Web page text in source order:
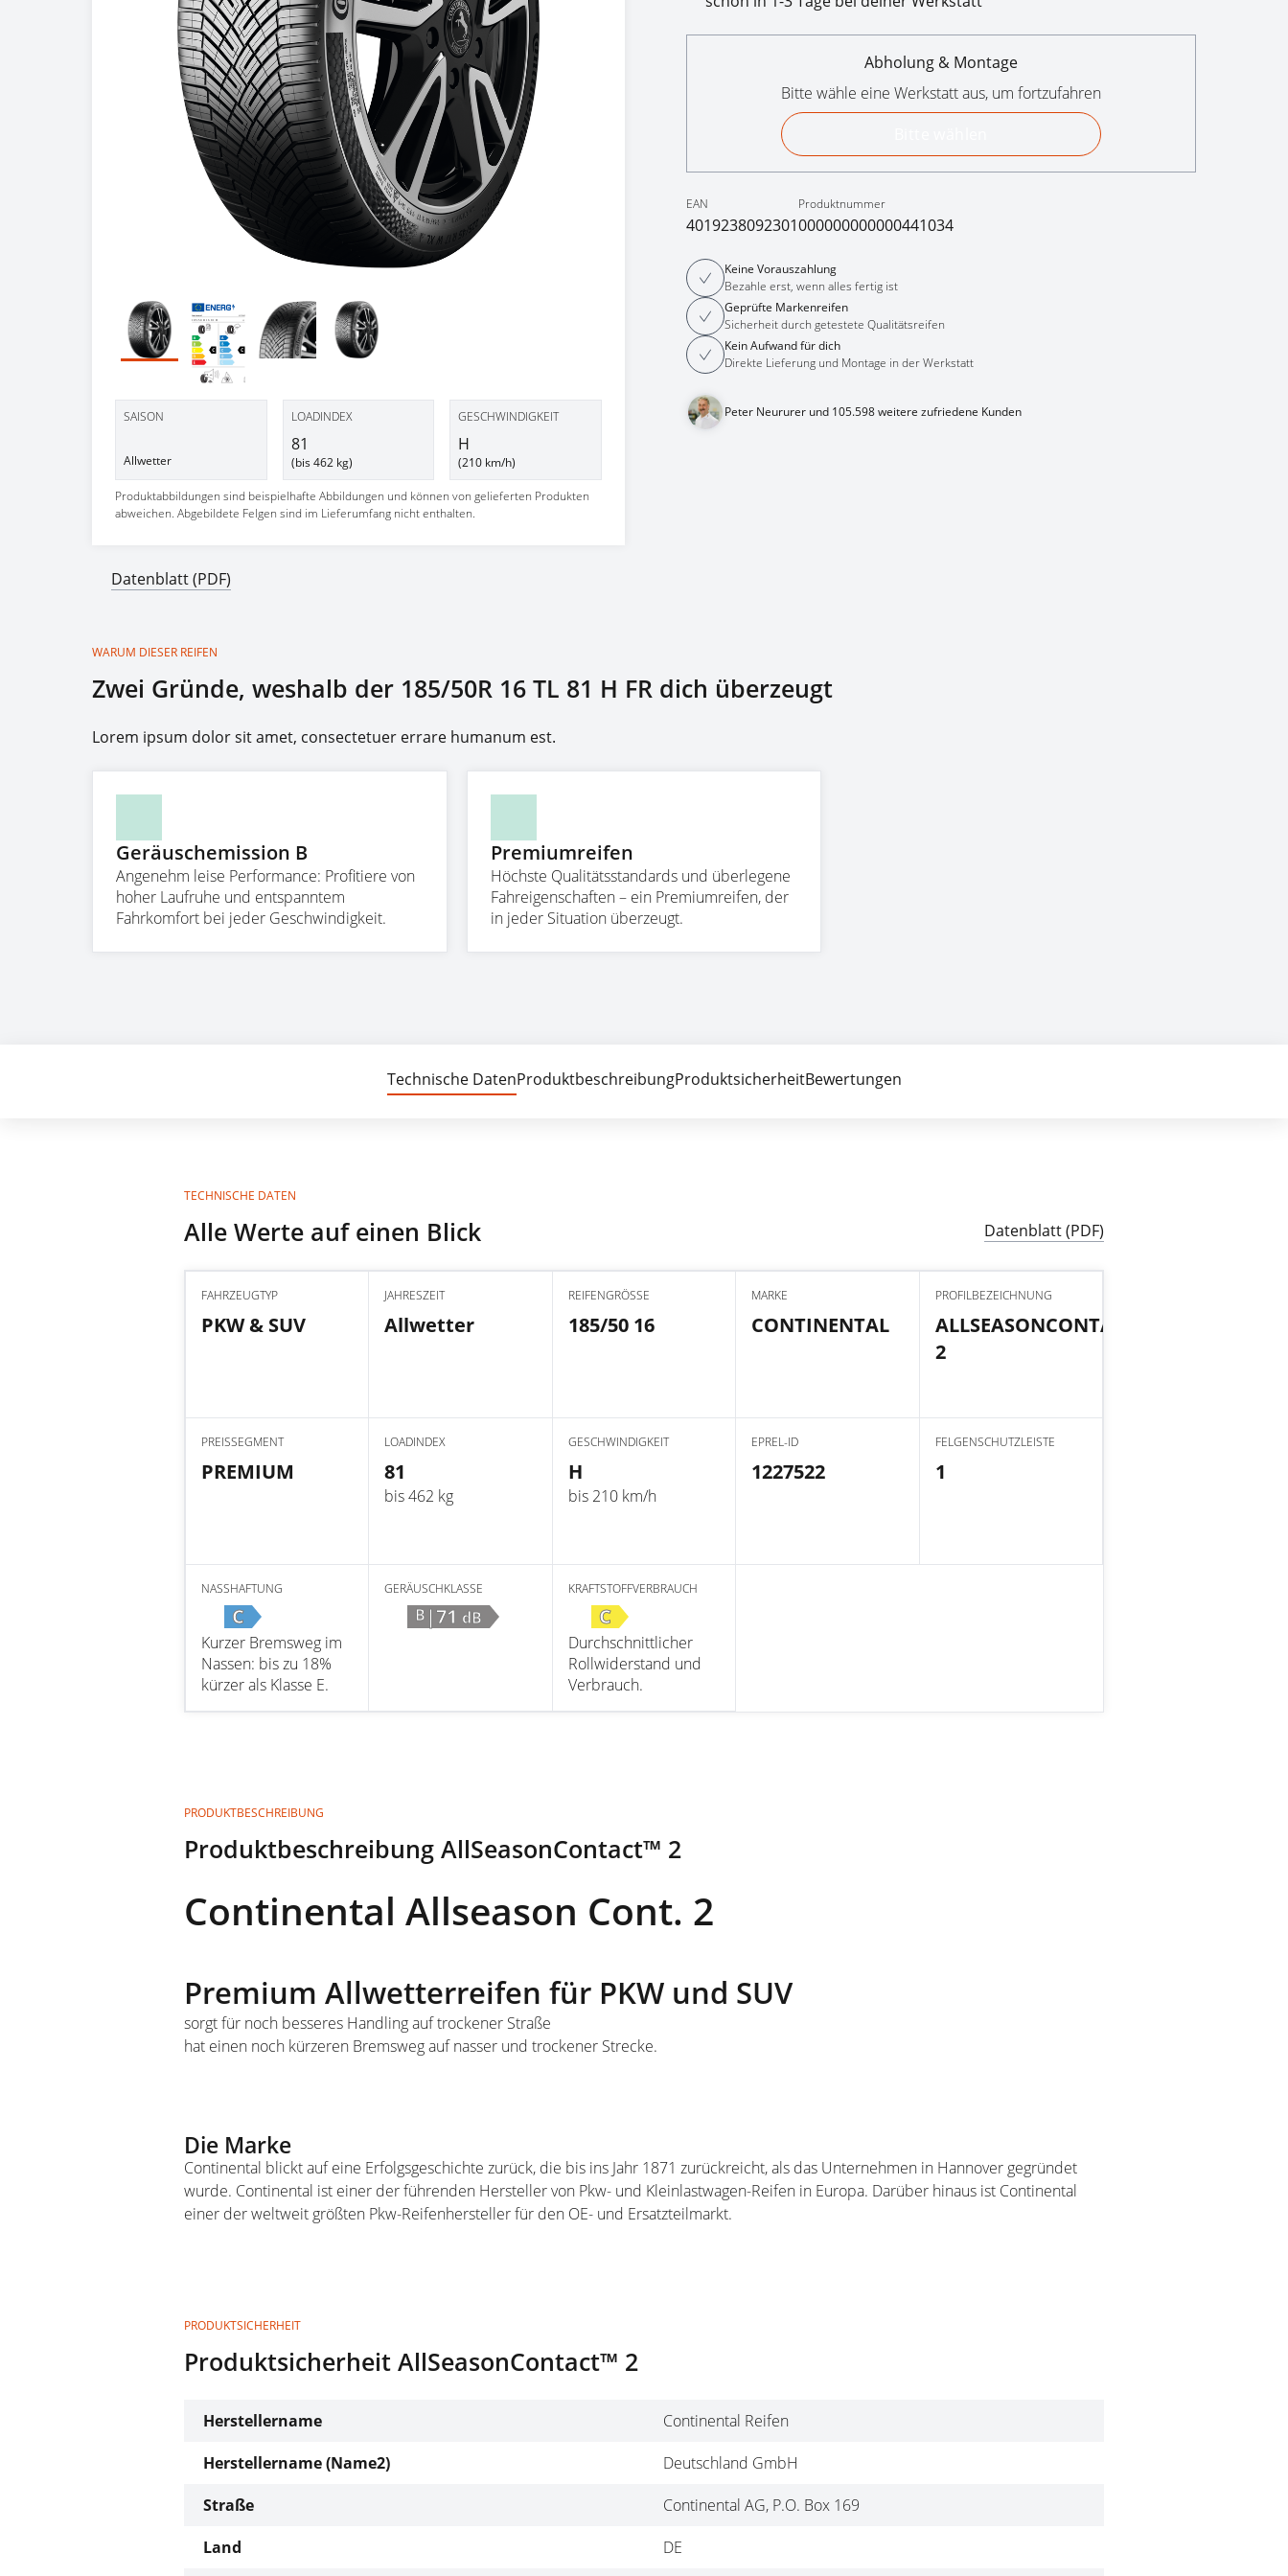
SAISON
Allwetter
LOADINDEX
81
(bis 462 kg)
GESCHWINDIGKEIT
H
(210 km/h)
Produktabbildungen sind beispielhafte Abbildungen und können von gelieferten Produkten
abweichen. Abgebildete Felgen sind im Lieferumfang nicht enthalten.
Datenblatt (PDF)
Abholung & Montage
Bitte wähle eine Werkstatt aus, um fortzufahren
EAN
4019238092301
Produktnummer
000000000000441034
Keine Vorauszahlung
Bezahle erst, wenn alles fertig ist
Geprüfte Markenreifen
Sicherheit durch getestete Qualitätsreifen
Kein Aufwand für dich
Direkte Lieferung und Montage in der Werkstatt
Peter Neururer und 105.598 weitere zufriedene Kunden
WARUM DIESER REIFEN
Zwei Gründe, weshalb der 185/50R 16 TL 81 H FR dich überzeugt
Lorem ipsum dolor sit amet, consectetuer errare humanum est.
Geräuschemission B
Angenehm leise Performance: Profitiere von
hoher Laufruhe und entspanntem
Fahrkomfort bei jeder Geschwindigkeit.
Premiumreifen
Höchste Qualitätsstandards und überlegene
Fahreigenschaften – ein Premiumreifen, der
in jeder Situation überzeugt.
Technische DatenProduktbeschreibungProduktsicherheitBewertungen
TECHNISCHE DATEN
Alle Werte auf einen Blick Datenblatt (PDF)
FAHRZEUGTYP
PKW & SUV
JAHRESZEIT
Allwetter
REIFENGRÖSSE
185/50 16
MARKE
CONTINENTAL
PROFILBEZEICHNUNG
ALLSEASONCONTACT
2
PREISSEGMENT
PREMIUM
LOADINDEX
81
bis 462 kg
GESCHWINDIGKEIT
H
bis 210 km/h
EPREL-ID
1227522
FELGENSCHUTZLEISTE
1
NASSHAFTUNG
C
Kurzer Bremsweg im
Nassen: bis zu 18%
kürzer als Klasse E.
GERÄUSCHKLASSE
B |71 dB
KRAFTSTOFFVERBRAUCH
C
Durchschnittlicher
Rollwiderstand und
Verbrauch.
PRODUKTBESCHREIBUNG
Produktbeschreibung AllSeasonContact™ 2
Continental Allseason Cont. 2
Premium Allwetterreifen für PKW und SUV
sorgt für noch besseres Handling auf trockener Straße
hat einen noch kürzeren Bremsweg auf nasser und trockener Strecke.
Die Marke
Continental blickt auf eine Erfolgsgeschichte zurück, die bis ins Jahr 1871 zurückreicht, als das Unternehmen in Hannover gegründet
wurde. Continental ist einer der führenden Hersteller von Pkw- und Kleinlastwagen-Reifen in Europa. Darüber hinaus ist Continental
einer der weltweit größten Pkw-Reifenhersteller für den OE- und Ersatzteilmarkt.
PRODUKTSICHERHEIT
Produktsicherheit AllSeasonContact™ 2
Herstellername
Continental Reifen
Herstellername (Name2)
Deutschland GmbH
Straße
Continental AG, P.O. Box 169
Land
DE